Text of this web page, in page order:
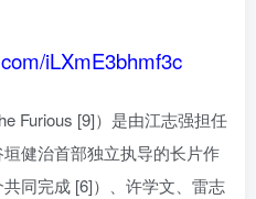
iLXmE3bhmf3c
Furious [9]）是由江志强担任
健治首部独立执导的长片作
同完成 [6]）、许学文、雷志